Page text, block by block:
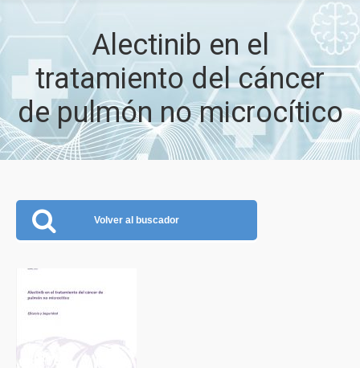
Alectinib en el
tratamiento del cáncer
de pulmón no microcítico
Volver al buscador